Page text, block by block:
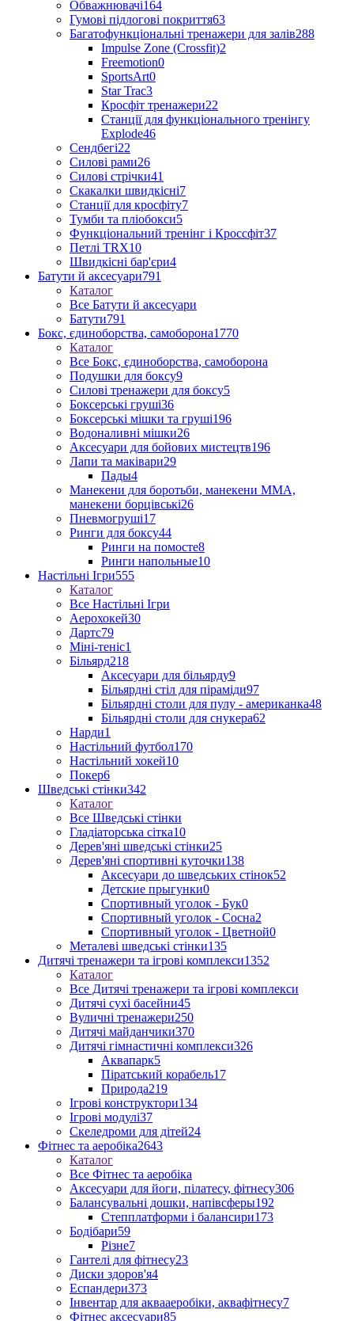
Обважнювачі164
Гумові підлогові покриття63
Багатофункціональні тренажери для залів288
Impulse Zone (Crossfit)2
Freemotion0
SportsArt0
Star Trac3
Кросфіт тренажери22
Станції для функціонального тренінгу
Explode46
Сендбегі22
Силові рами26
Силові стрічки41
Скакалки швидкісні7
Станції для кросфіту7
Тумби та пліобокси5
Функціональний тренінг і Кроссфіт37
Петлі TRX10
Швидкісні бар'єри4
Батути й аксесуари791
Каталог
Все Батути й аксесуари
Батути791
Бокс, єдиноборства, самоборона1770
Каталог
Все Бокс, єдиноборства, самоборона
Подушки для боксу9
Силові тренажери для боксу5
Боксерські груші36
Боксерські мішки та груші196
Водоналивні мішки26
Аксесуари для бойових мистецтв196
Лапи та маківари29
Пады4
Манекени для боротьби, манекени ММА,
манекени борцівські26
Пневмогруші17
Ринги для боксу44
Ринги на помосте8
Ринги напольные10
Настільні Ігри555
Каталог
Все Настільні Ігри
Аерохокей30
Дартс79
Міні-теніс1
Більярд218
Аксесуари для більярду9
Більярдні стіл для піраміди97
Більярдні столи для пулу - американка48
Більярдні столи для снукера62
Нарди1
Настільний футбол170
Настільний хокей10
Покер6
Шведські стінки342
Каталог
Все Шведські стінки
Гладіаторська сітка10
Дерев'яні шведські стінки25
Дерев'яні спортивні куточки138
Аксесуари до шведських стінок52
Детские прыгунки0
Спортивный уголок - Бук0
Спортивный уголок - Сосна2
Спортивный уголок - Цветной0
Металеві шведські стінки135
Дитячі тренажери та ігрові комплекси1352
Каталог
Все Дитячі тренажери та ігрові комплекси
Дитячі сухі басейни45
Вуличні тренажери250
Дитячі майданчики370
Дитячі гімнастичні комплекси326
Аквапарк5
Піратський корабель17
Природа219
Ігрові конструктори134
Ігрові модулі37
Скеледроми для дітей24
Фітнес та аеробіка2643
Каталог
Все Фітнес та аеробіка
Аксесуари для йоги, пілатесу, фітнесу306
Балансувальні дошки, напівсферы192
Степплатформи і балансири173
Бодібари59
Різне7
Гантелі для фітнесу23
Диски здоров'я4
Еспандери373
Інвентар для аквааеробіки, аквафітнесу7
Фітнес аксесуари85